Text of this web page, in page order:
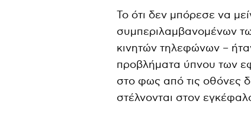
Το ότι δεν μπόρεσε να
συμπεριλαμβανομένων
κινητών τηλεφώνων –
προβλήματα ύπνου των
στο φως από τις οθόνες
στέλνονται στον